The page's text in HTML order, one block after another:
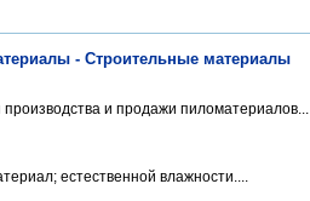
- Строительные материалы
и продажи пиломатериалов...
естественной влажности....